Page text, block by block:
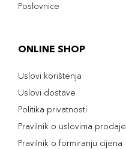
Poslovnice
ONLINE SHOP
Uslovi korištenja
Uslovi dostave
Politika privatnosti
Pravilnik o uslovima prodaje
Pravilnik o formiranju cijena